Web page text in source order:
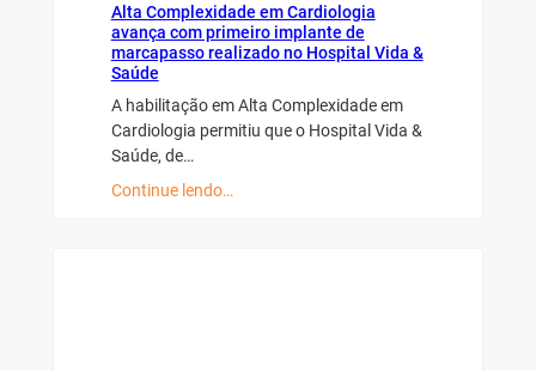
Alta Complexidade em Cardiologia
avança com primeiro implante de
marcapasso realizado no Hospital Vida &
Saúde
A habilitação em Alta Complexidade em
Cardiologia permitiu que o Hospital Vida &
Saúde, de…
Continue lendo…